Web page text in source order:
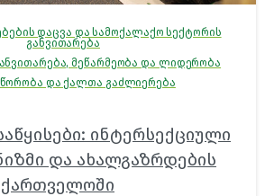
დაცვა და სამოქალაქო სექტორის
განვითარება
მეწარმეობა და ლიდერობა
და ქალთა გაძლიერება
ინტერსექციული
და ახალგაზრდების